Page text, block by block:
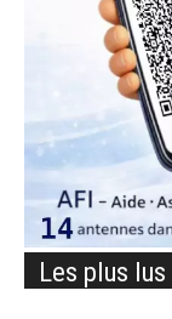
Les plus lus